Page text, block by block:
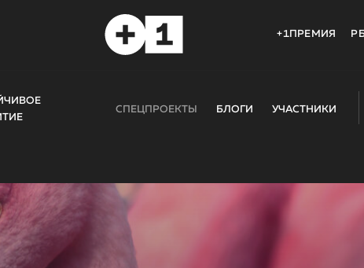
+1ПРЕМИЯ
СПЕЦПРОЕКТЫ БЛОГИ УЧАСТНИКИ